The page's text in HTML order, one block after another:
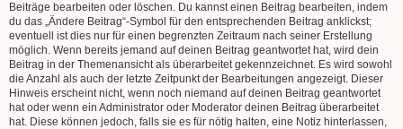
Beiträge bearbeiten oder löschen. Du kannst einen Beitrag bearbeiten, indem
du das „Ändere Beitrag“-Symbol für den entsprechenden Beitrag anklickst;
eventuell ist dies nur für einen begrenzten Zeitraum nach seiner Erstellung
möglich. Wenn bereits jemand auf deinen Beitrag geantwortet hat, wird dein
Beitrag in der Themenansicht als überarbeitet gekennzeichnet. Es wird sowohl
die Anzahl als auch der letzte Zeitpunkt der Bearbeitungen angezeigt. Dieser
Hinweis erscheint nicht, wenn noch niemand auf deinen Beitrag geantwortet
hat oder wenn ein Administrator oder Moderator deinen Beitrag überarbeitet
hat. Diese können jedoch, falls sie es für nötig halten, eine Notiz hinterlassen,